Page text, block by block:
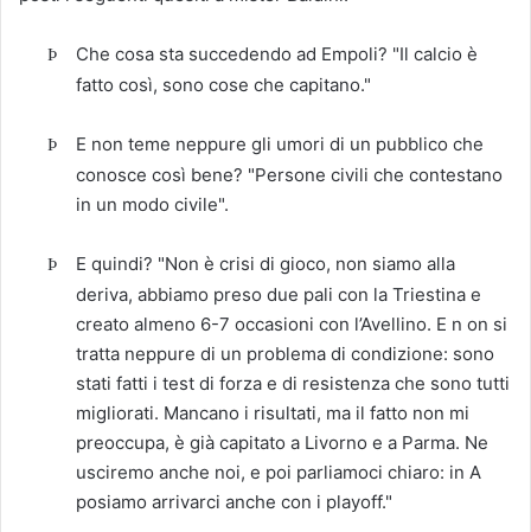
Þ
Che cosa sta succedendo ad Empoli? "Il calcio è
fatto così, sono cose che capitano."
Þ
E non teme neppure gli umori di un pubblico che
conosce così bene? "Persone civili che contestano
in un modo civile".
Þ
E quindi? "Non è crisi di gioco, non siamo alla
deriva, abbiamo preso due pali con la Triestina e
creato almeno 6-7 occasioni con l’Avellino. E n on si
tratta neppure di un problema di condizione: sono
stati fatti i test di forza e di resistenza che sono tutti
migliorati. Mancano i risultati, ma il fatto non mi
preoccupa, è già capitato a Livorno e a Parma. Ne
usciremo anche noi, e poi parliamoci chiaro: in A
posiamo arrivarci anche con i playoff."